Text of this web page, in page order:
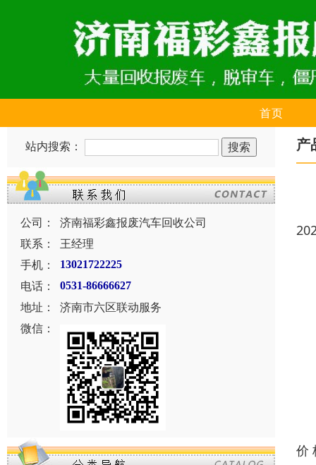
首页
站内搜索：
公司：
济南福彩鑫报废汽车回收公司
联系：
王经理
手机：
13021722225
电话： 0531-86666627
地址：
济南市六区联动服务
微信：
产
价